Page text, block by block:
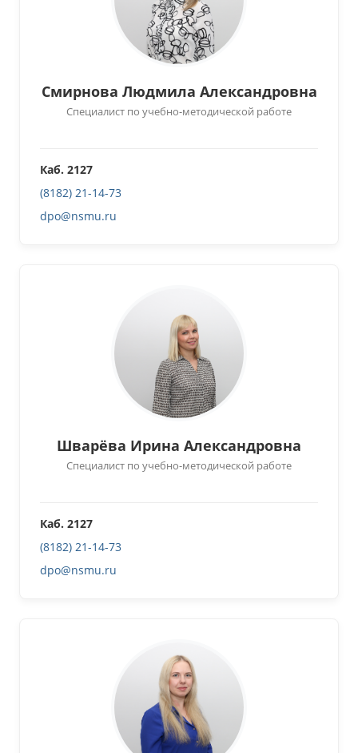
Смирнова Людмила Александровна
Специалист по учебно-методической работе
Каб. 2127
(8182) 21-14-73
dpo@nsmu.ru
Шварёва Ирина Александровна
Специалист по учебно-методической работе
Каб. 2127
(8182) 21-14-73
dpo@nsmu.ru